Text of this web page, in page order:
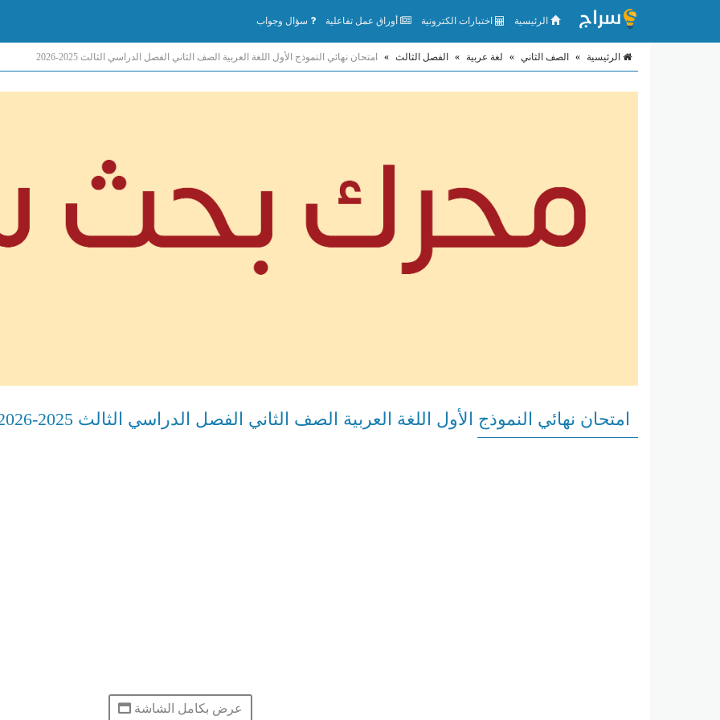
الرئيسية اختبارات الكترونية أوراق عمل تفاعلية سؤال وجواب
الرئيسية » الصف الثاني » لغة عربية » الفصل الثالث » امتحان نهائي النموذج الأول اللغة العربية الصف الثاني الفصل الدراسي الثالث 2025-2026
امتحان نهائي النموذج الأول اللغة العربية الصف الثاني الفصل الدراسي الثالث 2025-2026
عرض بكامل الشاشة